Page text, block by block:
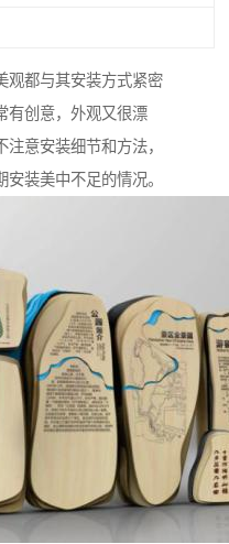
观都与其安装方式紧密
有创意，外观又很漂
意安装细节和方法，
装美中不足的情况。